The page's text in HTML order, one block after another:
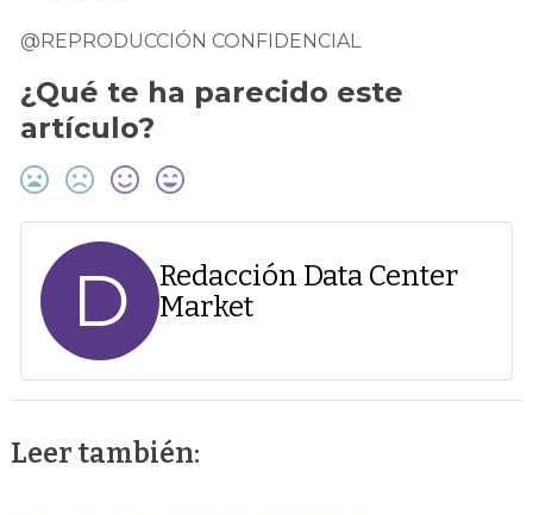
@REPRODUCCIÓN CONFIDENCIAL
¿Qué te ha parecido este
artículo?
D
Redacción Data Center
Market
Leer también: